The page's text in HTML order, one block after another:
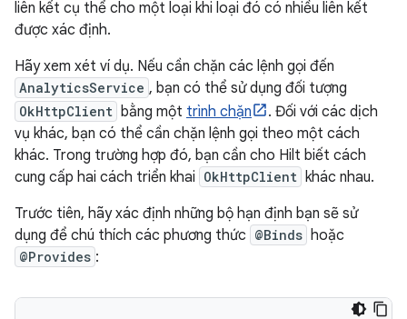
liên kết cụ thể cho một loại khi loại đó có nhiều liên kết
được xác định.
Hãy xem xét ví dụ. Nếu cần chặn các lệnh gọi đến
AnalyticsService , bạn có thể sử dụng đối tượng
OkHttpClient bằng một trình chặn
. Đối với các dịch
vụ khác, bạn có thể cần chặn lệnh gọi theo một cách
khác. Trong trường hợp đó, bạn cần cho Hilt biết cách
cung cấp hai cách triển khai OkHttpClient khác nhau.
Trước tiên, hãy xác định những bộ hạn định bạn sẽ sử
dụng để chú thích các phương thức @Binds hoặc
@Provides :